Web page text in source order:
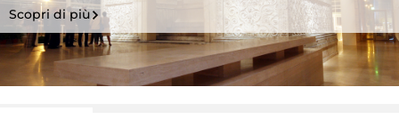
Scopri di più